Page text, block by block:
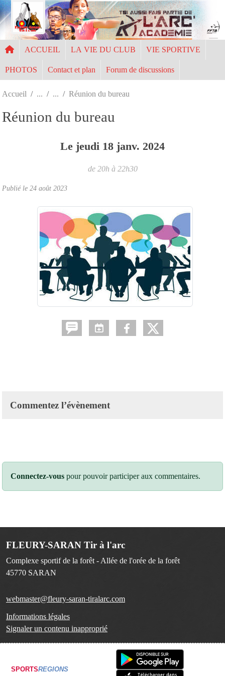
ACCUEIL LA VIE DU CLUB VIE SPORTIVE
PHOTOS Contact et plan Forum de discussions
Accueil Réunion du bureau
Réunion du bureau
Le jeudi 18 janv. 2024
de 20h à 22h30
Publié le 24 août 2023
Commentez l’évènement
Connectez-vous pour pouvoir participer aux commentaires.
FLEURY-SARAN Tir à l'arc
Complexe sportif de la forêt - Allée de l'orée de la forêt
45770 SARAN
webmaster@fleury-saran-tiralarc.com
Informations légales
Signaler un contenu inapproprié
SPORTSREGIONS
Panneau de gestion des cookies